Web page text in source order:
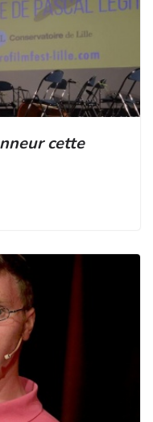
cette